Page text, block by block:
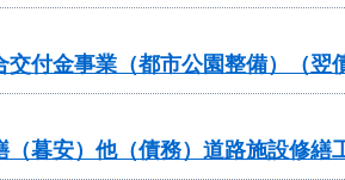
付金事業（都市公園整備）（翌
暮安）他（債務）道路施設修繕